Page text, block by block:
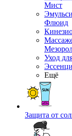
Мист
Флюид
Уход
Ещё
Защита от